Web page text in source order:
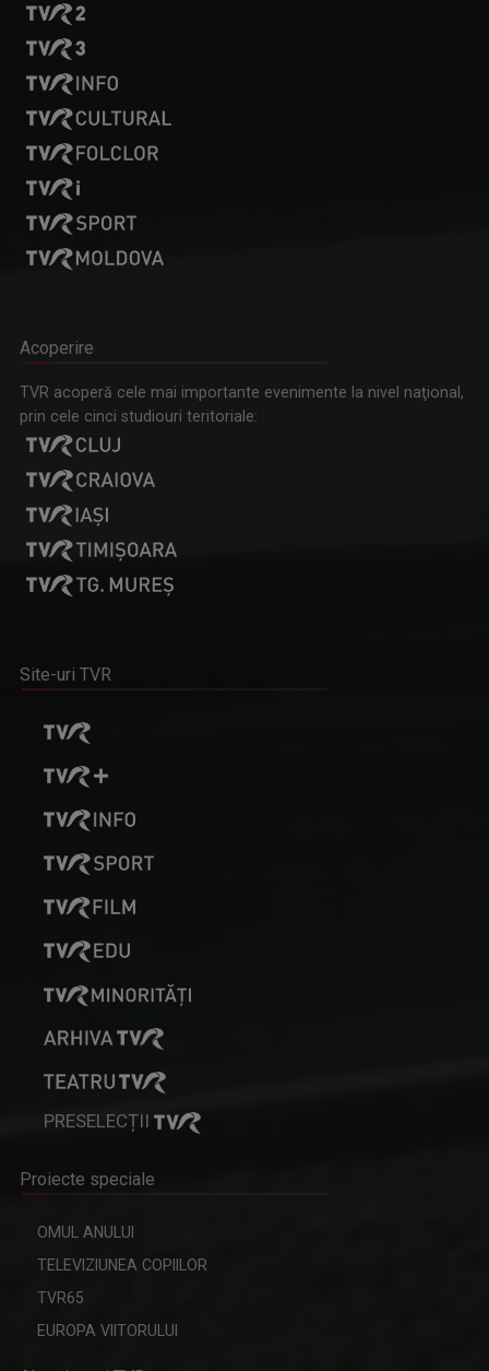
Acoperire
TVR acoperă cele mai importante evenimente la nivel naţional,
prin cele cinci studiouri teritoriale:
Site-uri TVR
PRESELECȚII
Proiecte speciale
OMUL ANULUI
TELEVIZIUNEA COPIILOR
TVR65
EUROPA VIITORULUI